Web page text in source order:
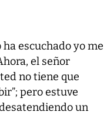
escuchado yo me
el señor
no tiene que
pero estuve
un